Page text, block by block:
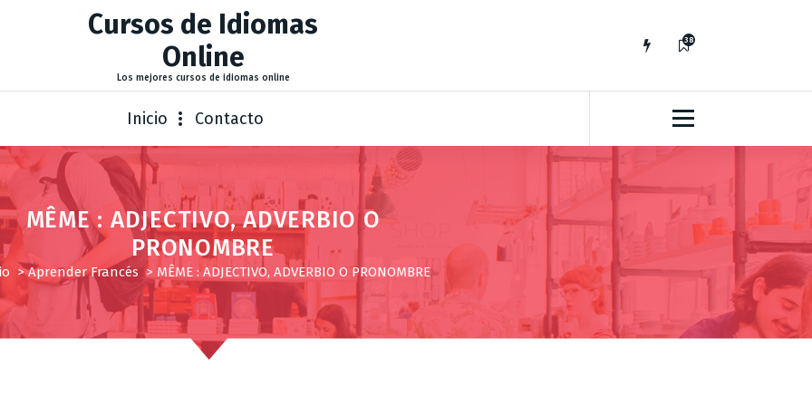
Cursos de Idiomas
Online
Los mejores cursos de idiomas online
38
7
Inicio Contacto
MÊME : ADJECTIVO, ADVERBIO O
PRONOMBRE
>Aprender Francés > MÊME : ADJECTIVO, ADVERBIO O PRONOMBRE